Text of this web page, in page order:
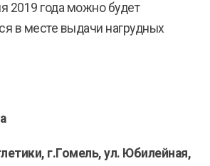
2019 года можно будет
в месте выдачи нагрудных
г.Гомель, ул. Юбилейная,